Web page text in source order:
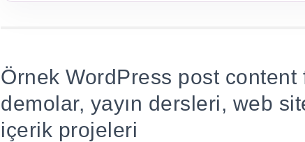
Örnek WordPress post content
demolar, yayın dersleri, web
içerik projeleri